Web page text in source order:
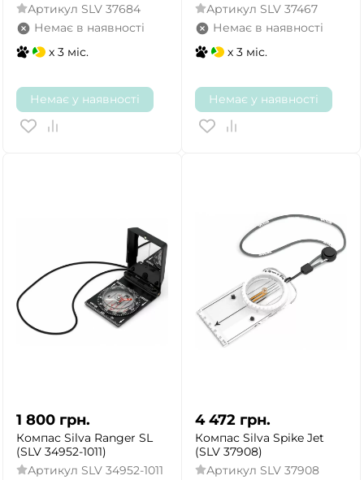
Артикул SLV 37684
Немає в наявності
x 3 міс.
Немає у наявності
Артикул SLV 37467
Немає в наявності
x 3 міс.
Немає у наявності
1 800 грн.
Компас Silva Ranger SL
(SLV 34952-1011)
Артикул SLV 34952-1011
4 472 грн.
Компас Silva Spike Jet
(SLV 37908)
Артикул SLV 37908